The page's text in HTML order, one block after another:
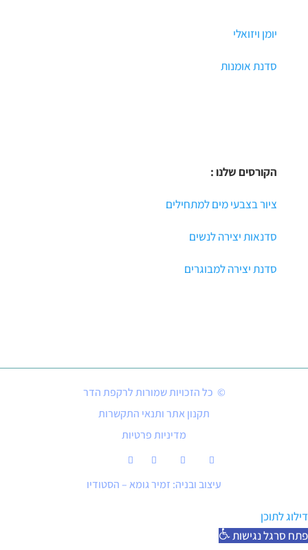
יומן ויזואלי
סדנת אומנות
הקורסים שלנו :
ציור בצבעי מים למתחילים
סדנאות יצירה לנשים
סדנת יצירה למבוגרים
© כל הזכויות שמורות לרקפת הדר
תקנון אתר ותנאי התקשרות
מדיניות פרטיות
עיצוב ובניה: זמיר גומא – הסטודיו
דילוג לתוכן
פתח סרגל נגישות